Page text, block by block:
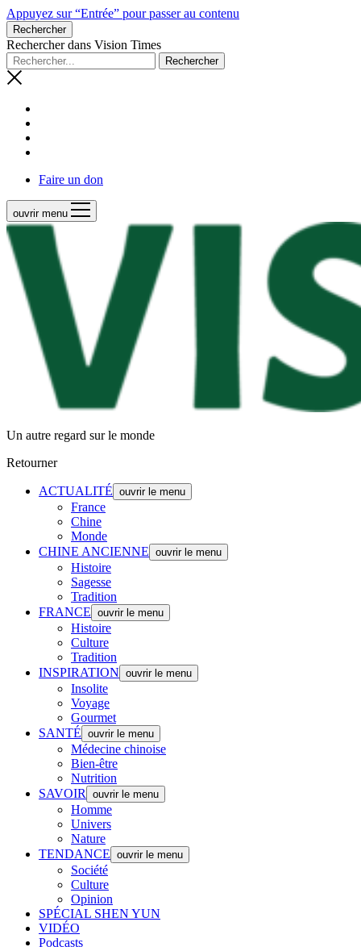
Appuyez sur “Entrée” pour passer au contenu
Rechercher
Rechercher dans Vision Times
Faire un don
ouvrir menu
Un autre regard sur le monde
Retourner
ACTUALITÉ ouvrir le menu
France
Chine
Monde
CHINE ANCIENNE ouvrir le menu
Histoire
Sagesse
Tradition
FRANCE ouvrir le menu
Histoire
Culture
Tradition
INSPIRATION ouvrir le menu
Insolite
Voyage
Gourmet
SANTÉ ouvrir le menu
Médecine chinoise
Bien-être
Nutrition
SAVOIR
ouvrir le menu
Homme
Univers
Nature
TENDANCE ouvrir le menu
Société
Culture
Opinion
SPÉCIAL SHEN YUN
VIDÉO
Podcasts